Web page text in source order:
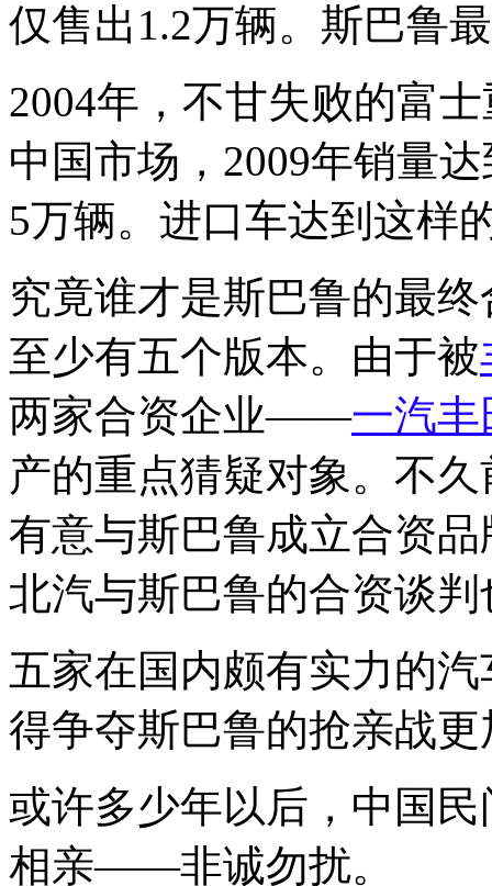
仅售出1.2万辆。斯巴鲁
2004年，不甘失败的富
中国市场，2009年销量
5万辆。进口车达到这样
究竟谁才是斯巴鲁的最
至少有五个版本。由于被
两家合资企业——一汽丰
产的重点猜疑对象。不
有意与斯巴鲁成立合资
北汽与斯巴鲁的合资谈
五家在国内颇有实力的
得争夺斯巴鲁的抢亲战
或许多少年以后，中国
相亲——非诚勿扰。